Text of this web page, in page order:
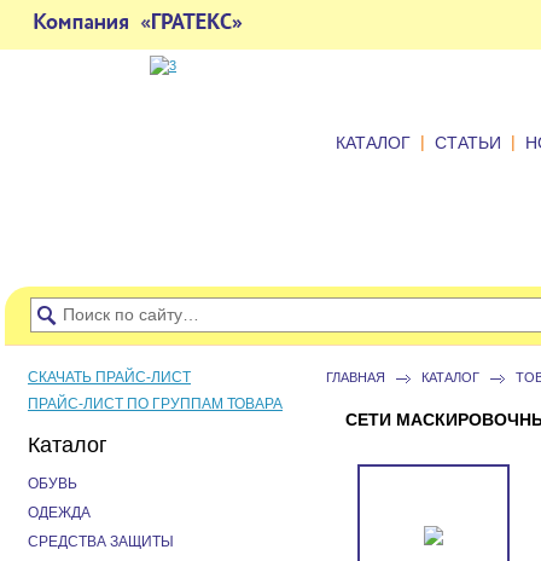
КАТАЛОГ | СТАТЬИ |
ГЛАВНАЯ КАТАЛОГ
СЕТИ
СКАЧАТЬ ПРАЙС-ЛИСТ
ПРАЙС-ЛИСТ ПО ГРУППАМ ТОВАРА
Каталог
ОБУВЬ
ОДЕЖДА
СРЕДСТВА ЗАЩИТЫ